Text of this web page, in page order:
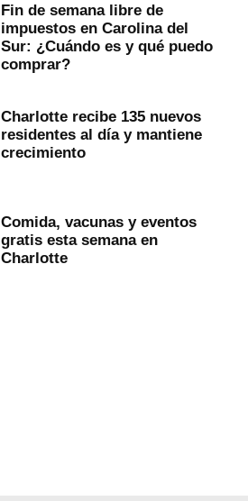
Fin de semana libre de
impuestos en Carolina del
Sur: ¿Cuándo es y qué puedo
comprar?
Charlotte recibe 135 nuevos
residentes al día y mantiene
crecimiento
Comida, vacunas y eventos
gratis esta semana en
Charlotte